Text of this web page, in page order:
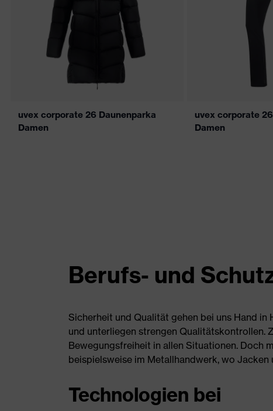
uvex corporate 26 Daunenparka
Damen
uvex corporate
Damen
Berufs- und
Sicherheit und Qualität gehen bei uns Hand
und unterliegen strengen Qualitätskontrollen.
Bewegungsfreiheit in allen Situationen. Doch
beispielsweise im Metallhandwerk, wo
Technologien bei